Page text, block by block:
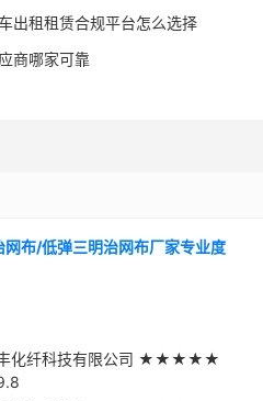
出租租赁合规平台怎么选择
商哪家可靠
布/低弹三明治网布厂家专业度
丰化纤科技有限公司 ★★★★★